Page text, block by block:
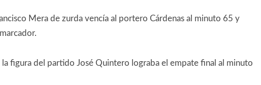
Mera de zurda vencía al portero Cárdenas al minuto 65 y
figura del partido José Quintero lograba el empate final al minuto